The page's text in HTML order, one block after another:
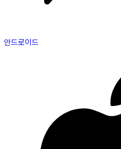
안드로이드